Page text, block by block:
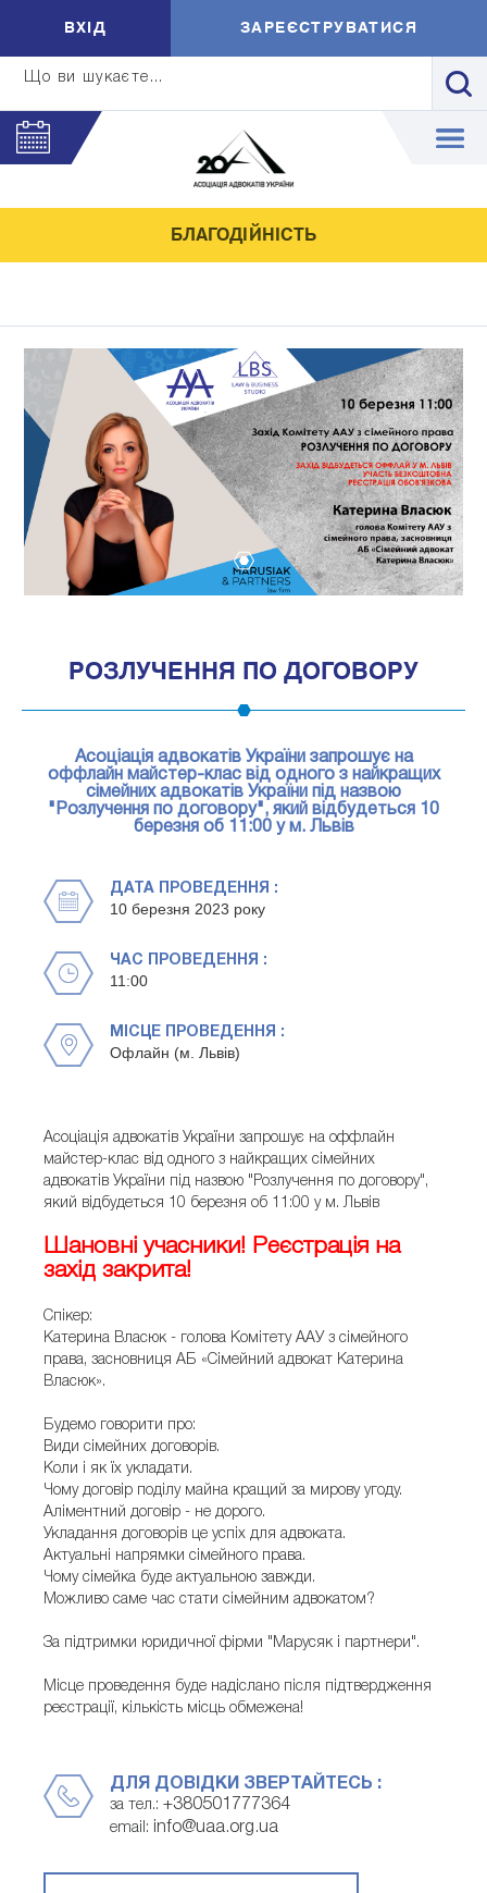
Що ви шукаєте...
ВXIД ЗАРЕЄСТРУВАТИСЯ
БЛАГОДІЙНІСТЬ
1
РОЗЛУЧЕННЯ ПО ДОГОВОРУ
Асоціація адвокатів України запрошує на
оффлайн майстер-клас від одного з найкращих
сімейних адвокатів України під назвою
"Розлучення по договору", який відбудеться 10
березня об 11:00 у м. Львів
ДАТА ПРОВЕДЕННЯ :
10 березня 2023 року
ЧАС ПРОВЕДЕННЯ :
11:00
МІСЦЕ ПРОВЕДЕННЯ :
Офлайн (м. Львів)
Асоціація адвокатів України запрошує на оффлайн
майстер-клас від одного з найкращих сімейних
адвокатів України під назвою "Розлучення по договору",
який відбудеться 10 березня об 11:00 у м. Львів
Шановні учасники! Реєстрація на
захід закрита!
Спікер:
Катерина Власюк - голова Комітету ААУ з сімейного
права, засновниця АБ «Сімейний адвокат Катерина
Власюк».
Будемо говорити про:
Види сімейних договорів.
Коли і як їх укладати.
Чому договір поділу майна кращий за мирову угоду.
Аліментний договір - не дорого.
Укладання договорів це успіх для адвоката.
Актуальні напрямки сімейного права.
Чому сімейка буде актуальною завжди.
Можливо саме час стати сімейним адвокатом?
За підтримки юридичної фірми "Марусяк і партнери".
Місце проведення буде надіслано після підтвердження
реєстрації, кількість місць обмежена!
ДЛЯ ДОВІДКИ ЗВЕРТАЙТЕСЬ :
за тел.: +380501777364
email: info@uaa.org.ua